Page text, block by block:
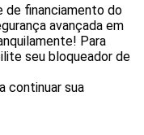
de financiamento do
avançada em
Para
seu bloqueador de
continuar sua